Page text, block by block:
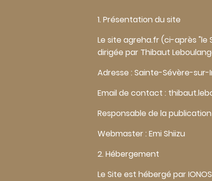
1. Présentation du site
Le site agreha.fr (ci-après "le
dirigée par Thibaut
Adresse : Sainte-Sévère-sur-
Email de contact :
Responsable de la
Webmaster : Emi Shiizu
2. Hébergement
Le Site est hébergé par IONOS